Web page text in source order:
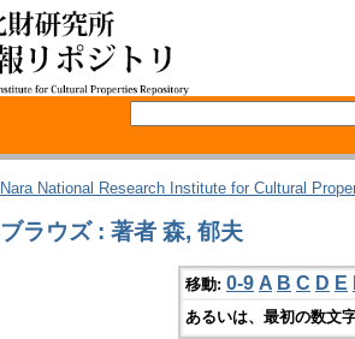
Nara National Research Institute for Cultural
ブラウズ : 著者 森, 郁夫
移動: 0-9 A B C D E
あるいは、最初の数文